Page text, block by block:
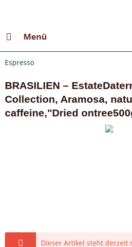
Menü
Espresso
BRASILIEN –
Collection, Aramosa,
caffeine,"Dried
Dieser Artikel steht derzeit